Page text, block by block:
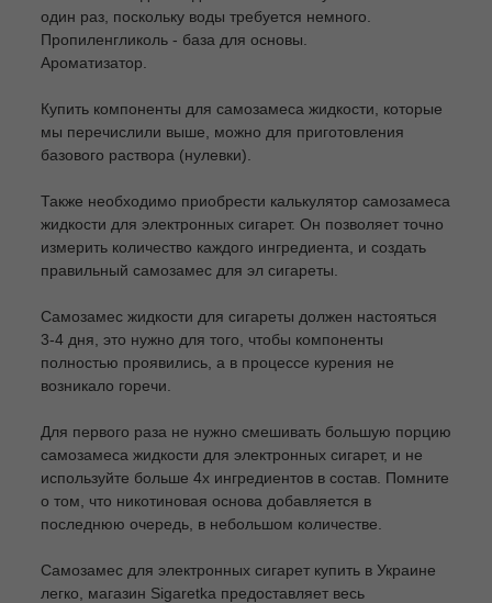
один раз, поскольку воды требуется немного.
Пропиленгликоль - база для основы.
Ароматизатор.
Купить компоненты для самозамеса жидкости, которые
мы перечислили выше, можно для приготовления
базового раствора (нулевки).
Также необходимо приобрести калькулятор самозамеса
жидкости для электронных сигарет. Он позволяет точно
измерить количество каждого ингредиента, и создать
правильный самозамес для эл сигареты.
Самозамес жидкости для сигареты должен настояться
3-4 дня, это нужно для того, чтобы компоненты
полностью проявились, а в процессе курения не
возникало горечи.
Для первого раза не нужно смешивать большую порцию
самозамеса жидкости для электронных сигарет, и не
используйте больше 4х ингредиентов в состав. Помните
о том, что никотиновая основа добавляется в
последнюю очередь, в небольшом количестве.
Самозамес для электронных сигарет купить в Украине
легко, магазин Sigaretka предоставляет весь